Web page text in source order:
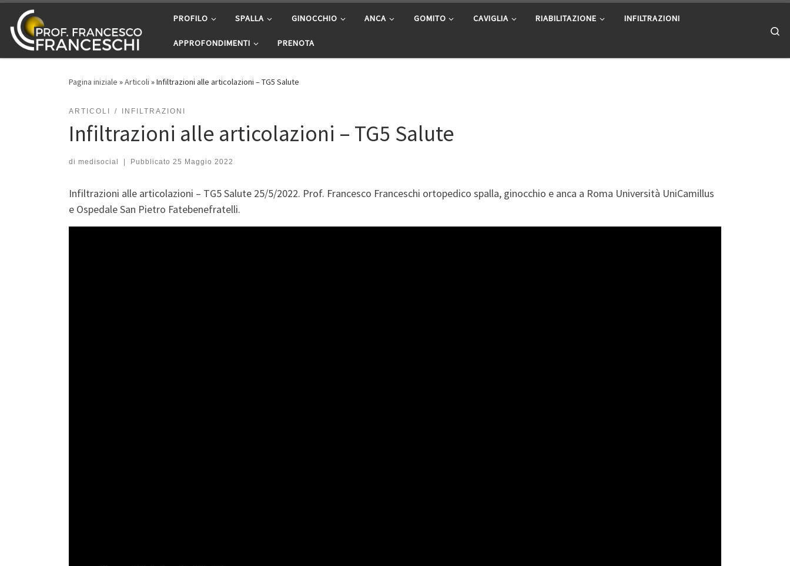
Passa al contenuto PROFILO SPALLA GINOCCHIO ANCA GOMITO CAVIGLIA RIABILITAZIONE INFILTRAZIONI
APPROFONDIMENTI PRENOTA
Pagina iniziale »Articoli »Infiltrazioni alle articolazioni – TG5 Salute
ARTICOLI INFILTRAZIONI
Infiltrazioni alle articolazioni – TG5 Salute
di medisocial | Pubblicato 25 Maggio 2022
Infiltrazioni alle articolazioni – TG5 Salute 25/5/2022. Prof. Francesco Franceschi ortopedico spalla, ginocchio e anca a Roma Università UniCamillus
e Ospedale San Pietro Fatebenefratelli.